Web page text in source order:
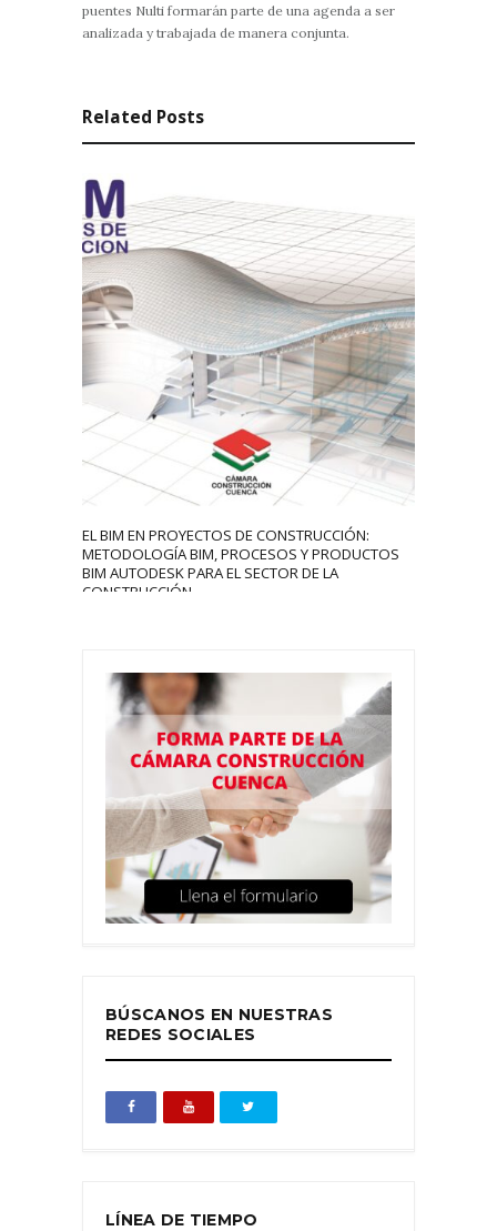
puentes Nulti formarán parte de una agenda a ser
analizada y trabajada de manera conjunta.
Related Posts
EL BIM EN PROYECTOS DE CONSTRUCCIÓN:
METODOLOGÍA BIM, PROCESOS Y PRODUCTOS
BIM AUTODESK PARA EL SECTOR DE LA
CONSTRUCCIÓN.
BÚSCANOS EN NUESTRAS
REDES SOCIALES
LÍNEA DE TIEMPO